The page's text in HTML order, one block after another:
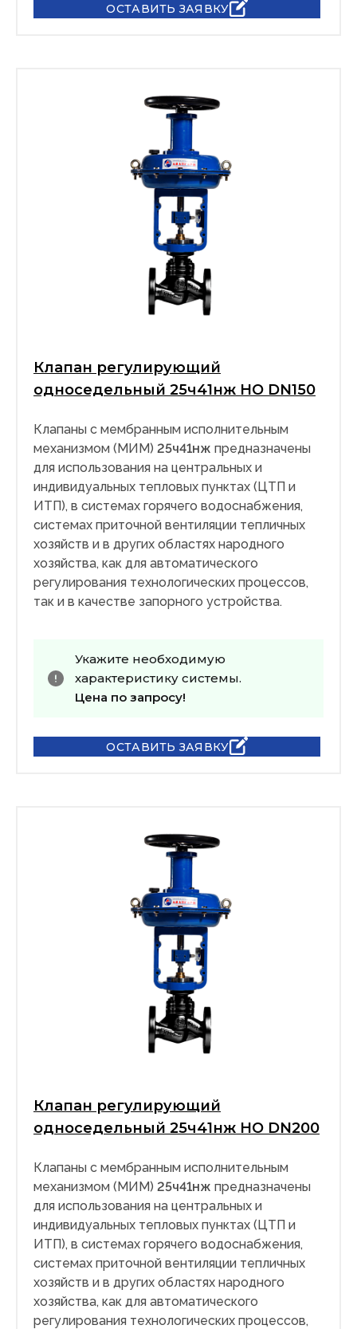
ОСТАВИТЬ ЗАЯВКУ
Клапан регулирующий
односедельный 25ч41нж НО DN150
Клапаны с мембранным исполнительным
механизмом (МИМ) 25ч41нж предназначены
для использования на центральных и
индивидуальных тепловых пунктах (ЦТП и
ИТП), в системах горячего водоснабжения,
системах приточной вентиляции тепличных
хозяйств и в других областях народного
хозяйства, как для автоматического
регулирования технологических процессов,
так и в качестве запорного устройства.
Укажите необходимую
характеристику системы.
Цена по запросу!
ОСТАВИТЬ ЗАЯВКУ
Клапан регулирующий
односедельный 25ч41нж НО DN200
Клапаны с мембранным исполнительным
механизмом (МИМ) 25ч41нж предназначены
для использования на центральных и
индивидуальных тепловых пунктах (ЦТП и
ИТП), в системах горячего водоснабжения,
системах приточной вентиляции тепличных
хозяйств и в других областях народного
хозяйства, как для автоматического
регулирования технологических процессов,